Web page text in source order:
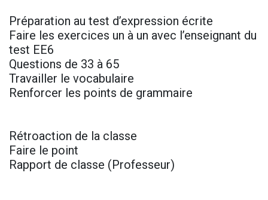
Préparation au test d’expression écrite
Faire les exercices un à un avec l’enseignant du
test EE6
Questions de 33 à 65
Travailler le vocabulaire
Renforcer les points de grammaire
Rétroaction de la classe
Faire le point
Rapport de classe (Professeur)